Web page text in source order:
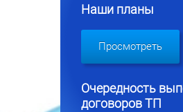
Наши планы
Просмотреть
Очередность
договоров ТП